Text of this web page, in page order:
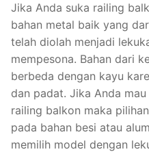
Jika Anda suka railing
bahan metal baik yang
telah diolah menjadi
mempesona. Bahan dari
berbeda dengan kayu
dan padat. Jika Anda
railing balkon maka
pada bahan besi atau
memilih model dengan